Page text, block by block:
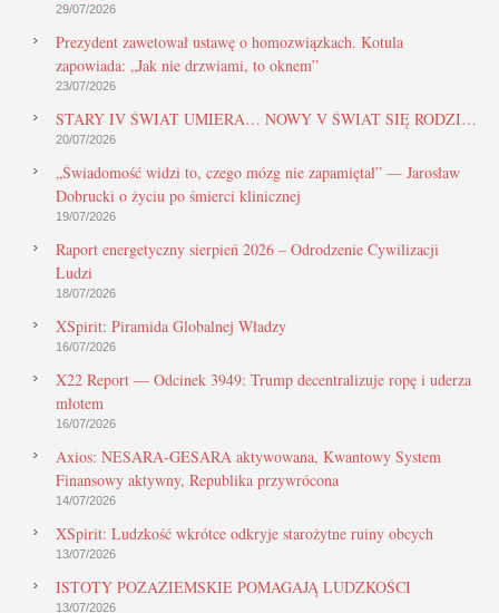
29/07/2026
Prezydent zawetował ustawę o homozwiązkach. Kotula
zapowiada: „Jak nie drzwiami, to oknem”
23/07/2026
STARY IV ŚWIAT UMIERA… NOWY V ŚWIAT SIĘ RODZI…
20/07/2026
„Świadomość widzi to, czego mózg nie zapamiętał” — Jarosław
Dobrucki o życiu po śmierci klinicznej
19/07/2026
Raport energetyczny sierpień 2026 – Odrodzenie Cywilizacji
Ludzi
18/07/2026
XSpirit: Piramida Globalnej Władzy
16/07/2026
X22 Report — Odcinek 3949: Trump decentralizuje ropę i uderza
młotem
16/07/2026
Axios: NESARA-GESARA aktywowana, Kwantowy System
Finansowy aktywny, Republika przywrócona
14/07/2026
XSpirit: Ludzkość wkrótce odkryje starożytne ruiny obcych
13/07/2026
ISTOTY POZAZIEMSKIE POMAGAJĄ LUDZKOŚCI
13/07/2026